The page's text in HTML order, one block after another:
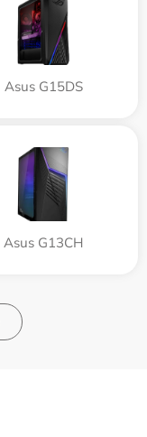
Asus G15DS
Asus G13CH